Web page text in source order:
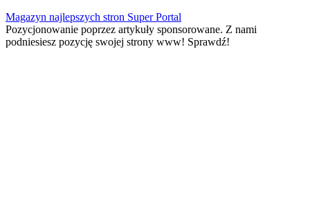
Skip
to
content
Magazyn najlepszych stron Super Portal
Pozycjonowanie poprzez artykuły sponsorowane. Z nami
podniesiesz pozycję swojej strony www! Sprawdź!